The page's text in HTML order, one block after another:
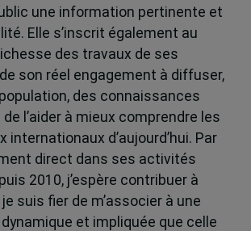
une information pertinente et
Elle s’inscrit également au
des travaux de ses
son réel engagement à diffuser,
des connaissances
l’aider à mieux comprendre les
internationaux d’aujourd’hui. Par
direct dans ses activités
2010, j’espère contribuer à
suis fier de m’associer à une
et impliquée que celle